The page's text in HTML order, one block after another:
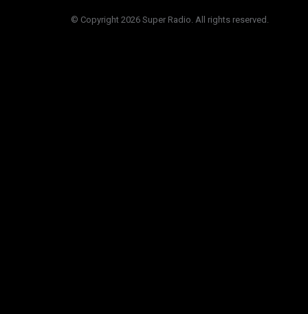
© Copyright 2026 Super Radio. All rights reserved.